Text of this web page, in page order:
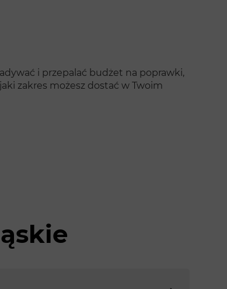
i przepalać budżet na poprawki,
zakres możesz dostać w Twoim